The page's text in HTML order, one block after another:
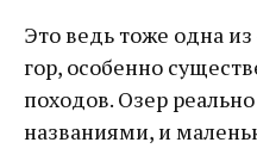
Это ведь тоже одна
гор, особенно
походов. Озер
названиями, и